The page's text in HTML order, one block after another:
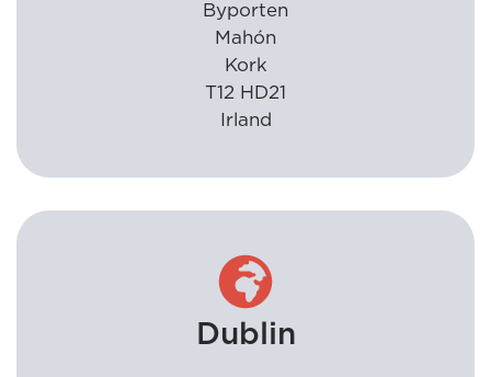
Byporten
Mahón
Kork
T12 HD21
Irland
Dublin